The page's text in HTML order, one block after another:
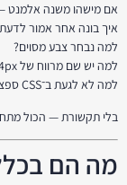
אם מישהו משנה אלמנט
איך בונה אחר אמור
למה נבחר צבע מסוים?
למה יש שם מרווח של 24px?
למה לא לגעת ב־CSS ספציפי?
בלי תקשורת — הכול